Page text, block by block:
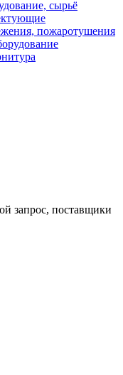
сырьё
пожаротушения
запрос, поставщики